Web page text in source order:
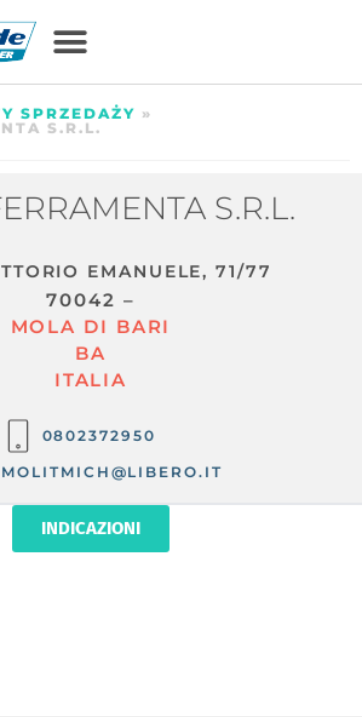
SPRZEDAŻY »
S.R.L.
S.R.L.
EMANUELE, 71/77
70042 –
MOLA DI BARI
BA
ITALIA
0802372950
MOLITMICH@LIBERO.IT
INDICAZIONI